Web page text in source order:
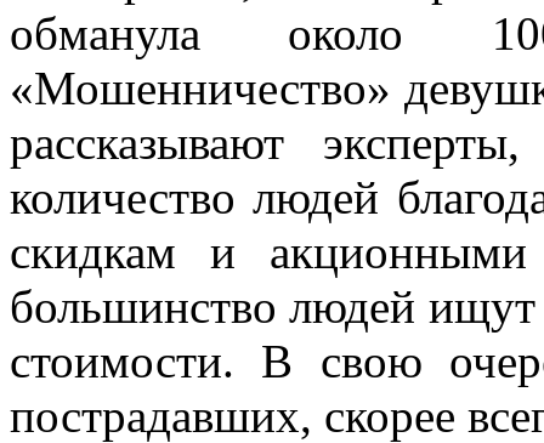
обманула около
«Мошенничество»
рассказывают
количество людей
скидкам и
большинство людей
стоимости. В свою
пострадавших, скорее